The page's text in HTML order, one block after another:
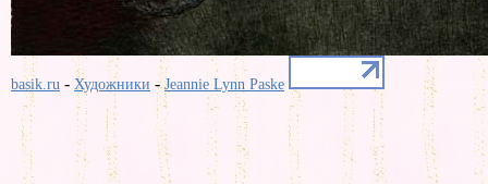
basik.ru - Художники -Jeannie Lynn Paske